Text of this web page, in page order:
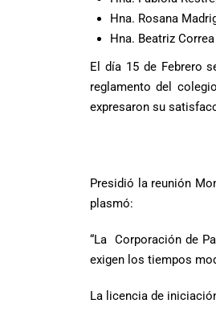
Hna. Rosana
Hna. Beatriz Correa
El día 15 de Febrero
reglamento del
expresaron su
Presidió la reunión
plasmó:
“La Corporación de
exigen los tiempos
La licencia de